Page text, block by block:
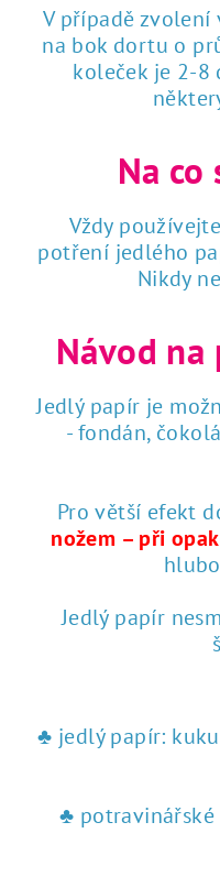
♥ tisk na
V případě
na bok dortu o
koleček je 2-8
Na
Vždy
potření jedlého
Nikdy
Návod
Jedlý papír je
- fondán,
Pro větší efekt
nožem – při
Jedlý papír
♣ jedlý papír:
♣ potravinářské